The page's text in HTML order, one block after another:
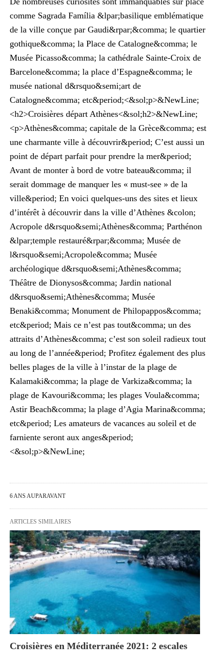
comme Sagrada Família &lpar;basilique emblématique
de la ville conçue par Gaudi&rpar;&comma; le quartier
gothique&comma; la Place de Catalogne&comma; le
Musée Picasso&comma; la cathédrale Sainte-Croix de
Barcelone&comma; la place d’Espagne&comma; le
musée national d&rsquo&semi;art de
Catalogne&comma; etc&period;<&sol;p>&NewLine;
<h2>Croisières départ Athènes<&sol;h2>&NewLine;
<p>Athènes&comma; capitale de la Grèce&comma; est
une charmante ville à découvrir&period; C’est aussi un
point de départ parfait pour prendre la mer&period;
Avant de monter à bord de votre bateau&comma; il
serait dommage de manquer les « must-see » de la
ville&period; En voici quelques-uns des sites et lieux
d’intérêt à découvrir dans la ville d’Athènes &colon;
Acropole d&rsquo&semi;Athènes&comma; Parthénon
&lpar;temple restauré&rpar;&comma; Musée de
l&rsquo&semi;Acropole&comma; Musée
archéologique d&rsquo&semi;Athènes&comma;
Théâtre de Dionysos&comma; Jardin national
d&rsquo&semi;Athènes&comma; Musée
Benaki&comma; Monument de Philopappos&comma;
etc&period; Mais ce n’est pas tout&comma; un des
attraits d’Athènes&comma; c’est son soleil radieux tout
au long de l’année&period; Profitez également des plus
belles plages de la ville à l’instar de la plage de
Kalamaki&comma; la plage de Varkiza&comma; la
plage de Kavouri&comma; les plages Voula&comma;
Astir Beach&comma; la plage d’Agia Marina&comma;
etc&period; Les amateurs de vacances au soleil et de
farniente seront aux anges&period;
<&sol;p>&NewLine;
6 ANS AUPARAVANT
ARTICLES SIMILAIRES
Croisières en Méditerranée 2021: 2 escales